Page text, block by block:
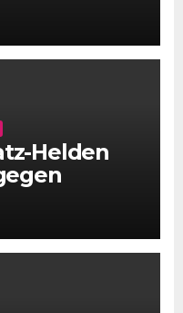
Helden
2026